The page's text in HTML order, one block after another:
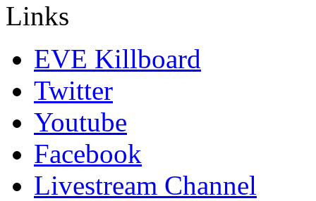
Links
EVE Killboard
Twitter
Youtube
Facebook
Livestream Channel